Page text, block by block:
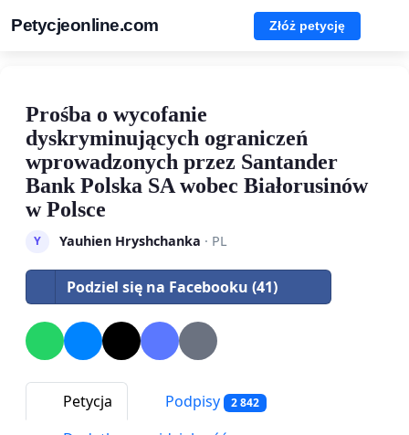
Petycjeonline.com Złóż petycję
Prośba o wycofanie
dyskryminujących ograniczeń
wprowadzonych przez Santander
Bank Polska SA wobec Białorusinów
w Polsce
Y Yauhien Hryshchanka · PL
Podziel się na Facebooku (41)
Petycja Podpisy 2 842